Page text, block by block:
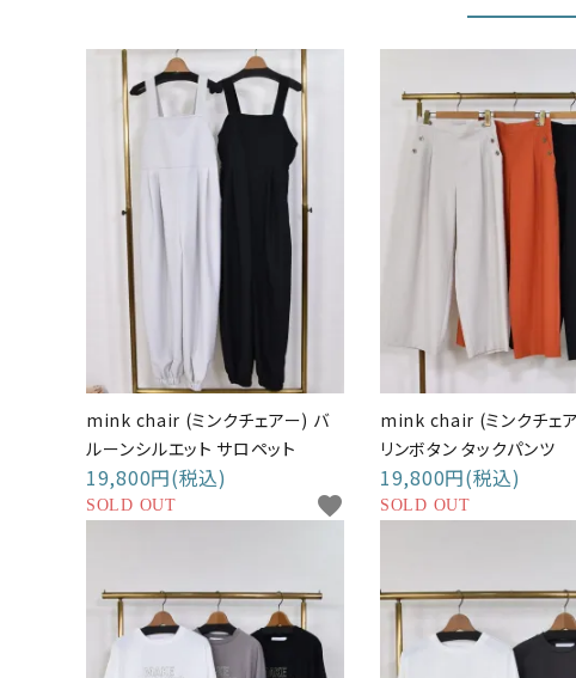
mink chair (ミンクチェアー) バ
ルーンシルエット サロペット
19,800円(税込)
SOLD OUT favorite
mink chair (ミンクチェ
リンボタン タックパンツ
19,800円(税込)
SOLD OUT